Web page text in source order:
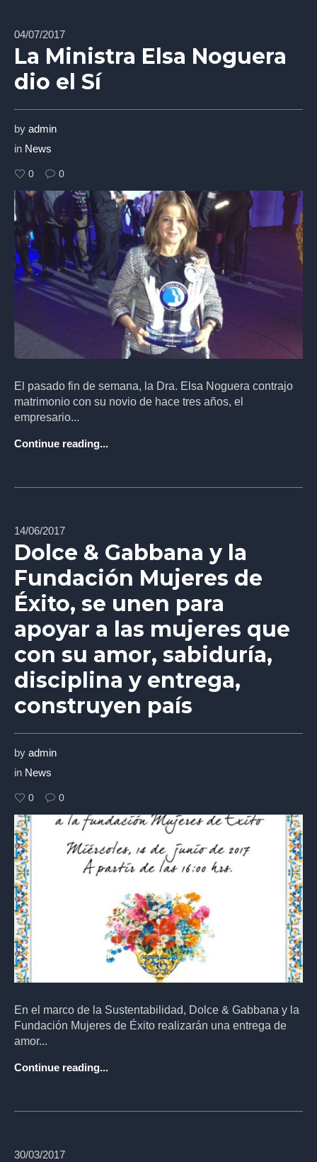
04/07/2017
La Ministra Elsa Noguera
dio el Sí
by admin
in News
0 0
El pasado fin de semana, la Dra. Elsa Noguera contrajo
matrimonio con su novio de hace tres años, el
empresario...
Continue reading...
14/06/2017
Dolce & Gabbana y la
Fundación Mujeres de
Éxito, se unen para
apoyar a las mujeres que
con su amor, sabiduría,
disciplina y entrega,
construyen país
by admin
in News
0 0
En el marco de la Sustentabilidad, Dolce & Gabbana y la
Fundación Mujeres de Éxito realizarán una entrega de
amor...
Continue reading...
30/03/2017